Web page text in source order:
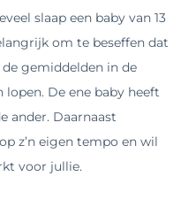
slaap een baby van 13
om te beseffen dat
gemiddelden in de
De ene baby heeft
ander. Daarnaast
z’n eigen tempo en wil
voor jullie.